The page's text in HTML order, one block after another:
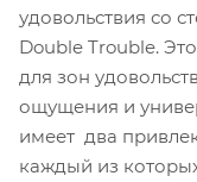
удовольствия со
Double Trouble.
для зон
ощущения и
имеет два
каждый из